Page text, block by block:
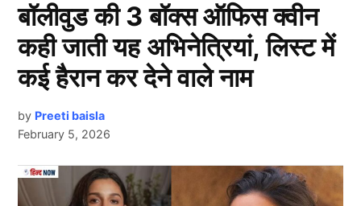
रावलपिंडी एक्सप्रेस के नाम क्रिकेट जगत में सबसे
तेज गेंद
Next Article
बॉलीवुड की 3 बॉक्स ऑफिस क्वीन
कही जाती यह अभिनेत्रियां, लिस्ट में
कई हैरान कर देने वाले नाम
by Preeti baisla
February 5, 2026